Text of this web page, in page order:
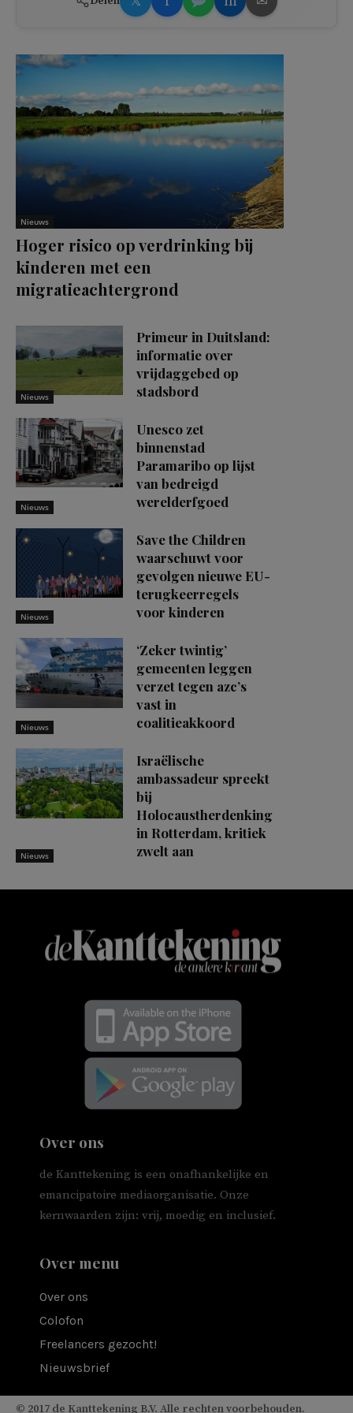
Nieuws
Hoger risico op verdrinking bij
kinderen met een
migratieachtergrond
Nieuws
Primeur in Duitsland:
informatie over
vrijdaggebed op
stadsbord
Nieuws
Unesco zet
binnenstad
Paramaribo op lijst
van bedreigd
werelderfgoed
Nieuws
Save the Children
waarschuwt voor
gevolgen nieuwe EU-
terugkeerregels
voor kinderen
Nieuws
‘Zeker twintig’
gemeenten leggen
verzet tegen azc’s
vast in
coalitieakkoord
Nieuws
Israëlische
ambassadeur spreekt
bij
Holocaustherdenking
in Rotterdam, kritiek
zwelt aan
Over ons
de Kanttekening is een onafhankelijke en
emancipatoire mediaorganisatie. Onze
kernwaarden zijn: vrij, moedig en inclusief.
Over menu
Over ons
Colofon
Freelancers gezocht!
Nieuwsbrief
© 2017 de Kanttekening B.V. Alle rechten voorbehouden.